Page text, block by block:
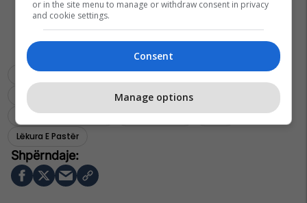
Shëndeti Në Rend Të Parë
Dafina Krasniqi
Lëkura E Shndritshme
Lëkura E Fytyrës
Muqa Solar Company
Dermatologjia
Video
Lëkura E Pastër
or in the site menu to manage or withdraw consent in privacy
and cookie settings.
Consent
Manage options